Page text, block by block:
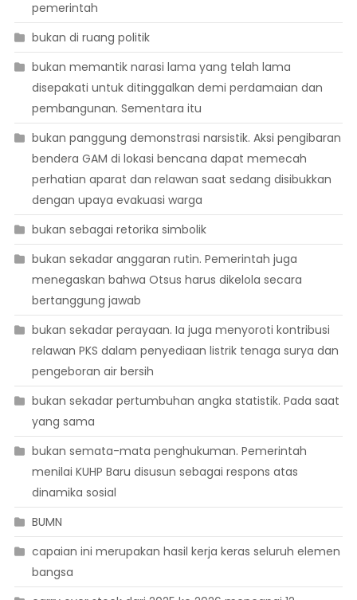
pemerintah
bukan di ruang politik
bukan memantik narasi lama yang telah lama
disepakati untuk ditinggalkan demi perdamaian dan
pembangunan. Sementara itu
bukan panggung demonstrasi narsistik. Aksi pengibaran
bendera GAM di lokasi bencana dapat memecah
perhatian aparat dan relawan saat sedang disibukkan
dengan upaya evakuasi warga
bukan sebagai retorika simbolik
bukan sekadar anggaran rutin. Pemerintah juga
menegaskan bahwa Otsus harus dikelola secara
bertanggung jawab
bukan sekadar perayaan. Ia juga menyoroti kontribusi
relawan PKS dalam penyediaan listrik tenaga surya dan
pengeboran air bersih
bukan sekadar pertumbuhan angka statistik. Pada saat
yang sama
bukan semata-mata penghukuman. Pemerintah
menilai KUHP Baru disusun sebagai respons atas
dinamika sosial
BUMN
capaian ini merupakan hasil kerja keras seluruh elemen
bangsa